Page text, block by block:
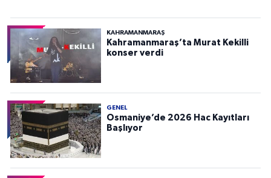
KAHRAMANMARAŞ
Kahramanmaraş’ta Murat Kekilli
konser verdi
GENEL
Osmaniye’de 2026 Hac Kayıtları
Başlıyor